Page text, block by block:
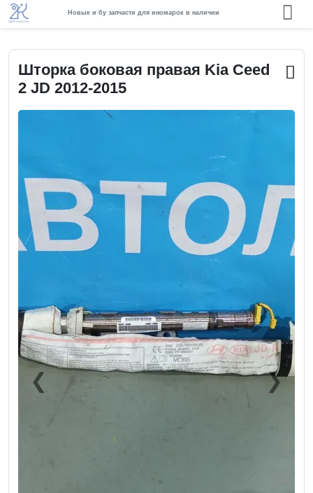
Новые и бу запчасти для иномарок в наличии
Шторка боковая правая Kia Ceed
2 JD 2012-2015
❮Previous ❯
Next